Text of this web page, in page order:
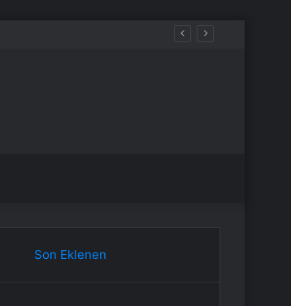
Son Eklenen